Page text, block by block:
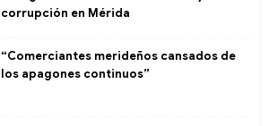
corrupción en Mérida
“Comerciantes merideños cansados de
los apagones continuos”